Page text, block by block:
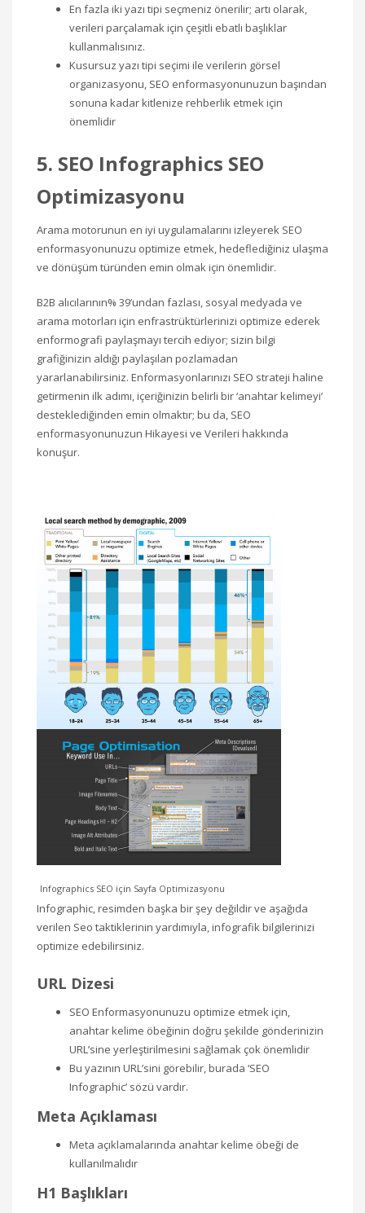
En fazla iki yazı tipi seçmeniz önerilir; artı olarak,
verileri parçalamak için çeşitli ebatlı başlıklar
kullanmalısınız.
Kusursuz yazı tipi seçimi ile verilerin görsel
organizasyonu, SEO enformasyonunuzun başından
sonuna kadar kitlenize rehberlik etmek için
önemlidir
5. SEO Infographics SEO
Optimizasyonu
Arama motorunun en iyi uygulamalarını izleyerek SEO
enformasyonunuzu optimize etmek, hedeflediğiniz ulaşma
ve dönüşüm türünden emin olmak için önemlidir.
B2B alıcılarının% 39’undan fazlası, sosyal medyada ve
arama motorları için enfrastrüktürlerinizi optimize ederek
enformografi paylaşmayı tercih ediyor; sizin bilgi
grafiğinizin aldığı paylaşılan pozlamadan
yararlanabilirsiniz. Enformasyonlarınızı SEO strateji haline
getirmenin ilk adımı, içeriğinizin belirli bir ‘anahtar kelimeyi’
desteklediğinden emin olmaktır; bu da, SEO
enformasyonunuzun Hikayesi ve Verileri hakkında
konuşur.
Infographics SEO için Sayfa Optimizasyonu
Infographic, resimden başka bir şey değildir ve aşağıda
verilen Seo taktiklerinin yardımıyla, infografik bilgilerinizi
optimize edebilirsiniz.
URL Dizesi
SEO Enformasyonunuzu optimize etmek için,
anahtar kelime öbeğinin doğru şekilde gönderinizin
URL’sine yerleştirilmesini sağlamak çok önemlidir
Bu yazının URL’sini görebilir, burada ‘SEO
Infographic’ sözü vardır.
Meta Açıklaması
Meta açıklamalarında anahtar kelime öbeği de
kullanılmalıdır
H1 Başlıkları